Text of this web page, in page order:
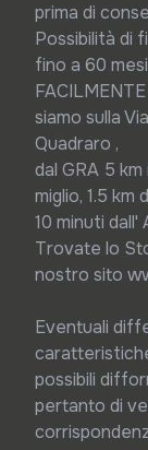
prima di
Possibilità di
fino a 60
siamo sulla
Quadraro ,
dal GRA 5
miglio, 1.5 km
10 minuti dall'
Trovate lo
nostro sito
Eventuali
possibili
pertanto di